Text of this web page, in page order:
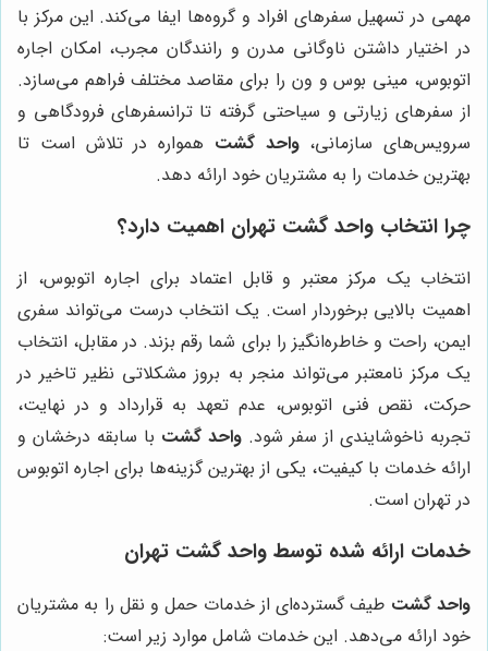
مهمی در تسهیل سفرهای افراد و گروه‌ها ایفا می‌کند. این مرکز با
در اختیار داشتن ناوگانی مدرن و رانندگان مجرب، امکان اجاره
اتوبوس، مینی بوس و ون را برای مقاصد مختلف فراهم می‌سازد.
از سفرهای زیارتی و سیاحتی گرفته تا ترانسفرهای فرودگاهی و
سرویس‌های سازمانی،واحد گشت همواره در تلاش است تا
بهترین خدمات را به مشتریان خود ارائه دهد.
چرا انتخاب واحد گشت تهران اهمیت دارد؟
انتخاب یک مرکز معتبر و قابل اعتماد برای اجاره اتوبوس، از
اهمیت بالایی برخوردار است. یک انتخاب درست می‌تواند سفری
ایمن، راحت و خاطره‌انگیز را برای شما رقم بزند. در مقابل، انتخاب
یک مرکز نامعتبر می‌تواند منجر به بروز مشکلاتی نظیر تاخیر در
حرکت، نقص فنی اتوبوس، عدم تعهد به قرارداد و در نهایت،
تجربه ناخوشایندی از سفر شود. واحد گشت با سابقه درخشان و
ارائه خدمات با کیفیت، یکی از بهترین گزینه‌ها برای اجاره اتوبوس
در تهران است.
خدمات ارائه شده توسط واحد گشت تهران
واحد گشت طیف گسترده‌ای از خدمات حمل و نقل را به مشتریان
خود ارائه می‌دهد. این خدمات شامل موارد زیر است: